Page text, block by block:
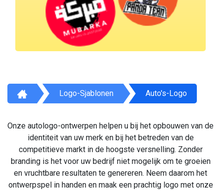
Logo-Sjablonen Auto's-Logo
Onze autologo-ontwerpen helpen u bij het opbouwen van de
identiteit van uw merk en bij het betreden van de
competitieve markt in de hoogste versnelling. Zonder
branding is het voor uw bedrijf niet mogelijk om te groeien
en vruchtbare resultaten te genereren. Neem daarom het
ontwerpspel in handen en maak een prachtig logo met onze